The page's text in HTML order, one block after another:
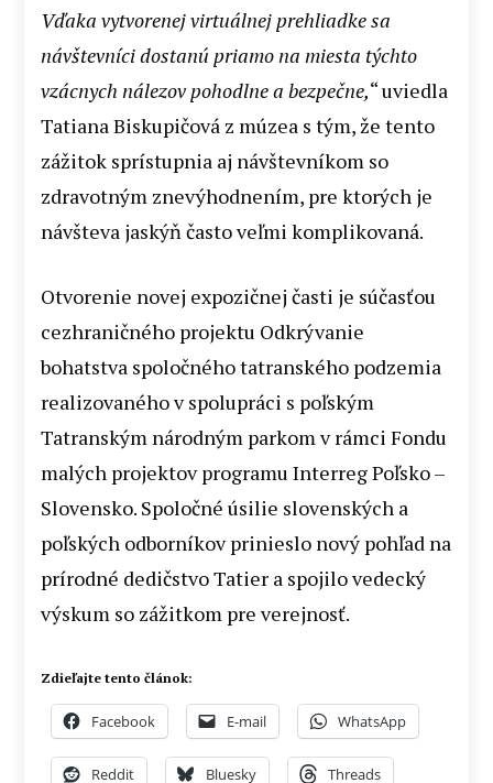
Vďaka vytvorenej virtuálnej prehliadke sa
návštevníci dostanú priamo na miesta týchto
vzácnych nálezov pohodlne a bezpečne,“ uviedla
Tatiana Biskupičová z múzea s tým, že tento
zážitok sprístupnia aj návštevníkom so
zdravotným znevýhodnením, pre ktorých je
návšteva jaskýň často veľmi komplikovaná.
Otvorenie novej expozičnej časti je súčasťou
cezhraničného projektu Odkrývanie
bohatstva spoločného tatranského podzemia
realizovaného v spolupráci s poľským
Tatranským národným parkom v rámci Fondu
malých projektov programu Interreg Poľsko –
Slovensko. Spoločné úsilie slovenských a
poľských odborníkov prinieslo nový pohľad na
prírodné dedičstvo Tatier a spojilo vedecký
výskum so zážitkom pre verejnosť.
Zdieľajte tento článok:
Facebook E-mail WhatsApp
Reddit Bluesky Threads